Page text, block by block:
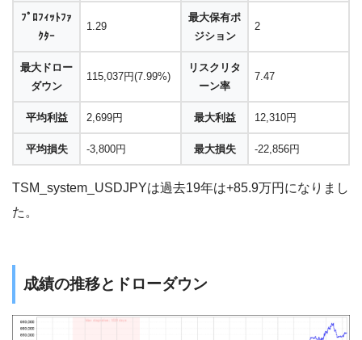
ﾌﾟﾛﾌｨｯﾄﾌｧ
ｸﾀｰ
1.29
最大保有ポ
ジション
2
最大ドロー
ダウン
115,037円(7.99%)
リスクリタ
ーン率
7.47
平均利益 2,699円 最大利益 12,310円
平均損失 -3,800円 最大損失 -22,856円
TSM_system_USDJPYは過去19年は+85.9万円になりまし
た。
成績の推移とドローダウン